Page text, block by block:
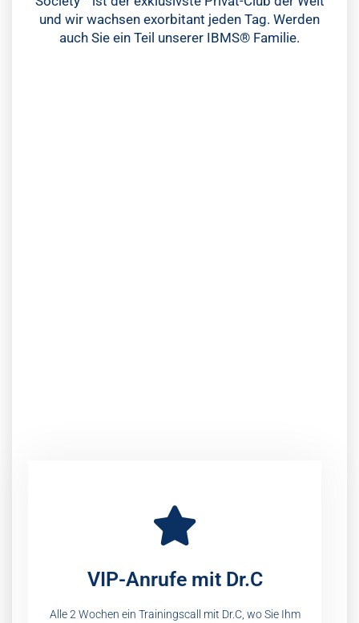
und wir wachsen exorbitant jeden Tag. Werden
auch Sie ein Teil unserer IBMS® Familie.
VIP-Anrufe mit Dr.C
Alle 2 Wochen ein Trainingscall mit Dr.C, wo Sie Ihm